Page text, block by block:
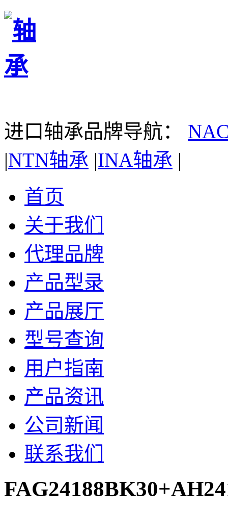
进口轴承品牌导航：
|NTN轴承 |INA轴承 |
首页
关于我们
代理品牌
产品型录
产品展厅
型号查询
用户指南
产品资讯
公司新闻
联系我们